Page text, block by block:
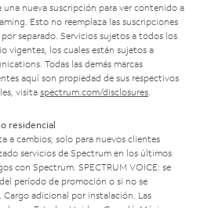
nueva suscripción para ver contenido a
Esto no reemplaza las suscripciones
separado. Servicios sujetos a todos los
vigentes, los cuales están sujetos a
Todas las demás marcas
aquí son propiedad de sus respectivos
visita spectrum.com/disclosures
residencial
a cambios; solo para nuevos clientes
servicios de Spectrum en los últimos
con Spectrum. SPECTRUM VOICE: se
período de promoción o si no se
Cargo adicional por instalación. Las